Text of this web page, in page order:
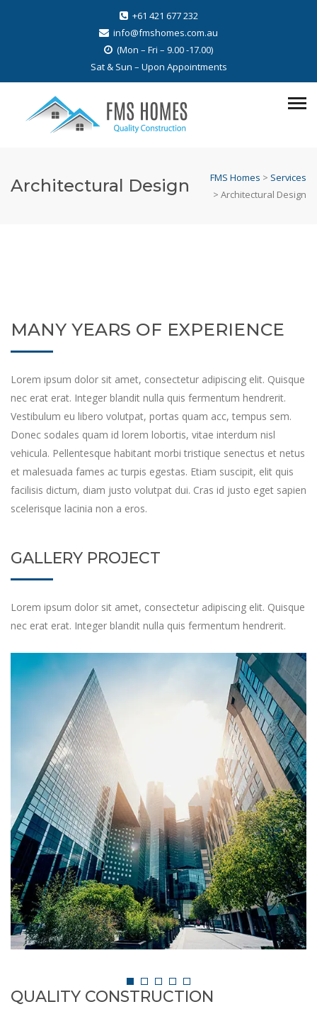
+61 421 677 232
info@fmshomes.com.au
(Mon – Fri – 9.00 -17.00)
Sat & Sun – Upon Appointments
Architectural Design FMS Homes > Services
> Architectural Design
MANY YEARS OF EXPERIENCE
Lorem ipsum dolor sit amet, consectetur adipiscing elit. Quisque
nec erat erat. Integer blandit nulla quis fermentum hendrerit.
Vestibulum eu libero volutpat, portas quam acc, tempus sem.
Donec sodales quam id lorem lobortis, vitae interdum nisl
vehicula. Pellentesque habitant morbi tristique senectus et netus
et malesuada fames ac turpis egestas. Etiam suscipit, elit quis
facilisis dictum, diam justo volutpat dui. Cras id justo eget sapien
scelerisque lacinia non a eros.
GALLERY PROJECT
Lorem ipsum dolor sit amet, consectetur adipiscing elit. Quisque
nec erat erat. Integer blandit nulla quis fermentum hendrerit.
QUALITY CONSTRUCTION